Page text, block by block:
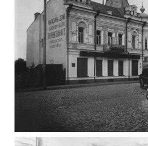
1960)
Leave a
ФОТО ЖИТОМИРА 1905 ВУЛ.
МИХАЙЛІВСЬКА-
Фото